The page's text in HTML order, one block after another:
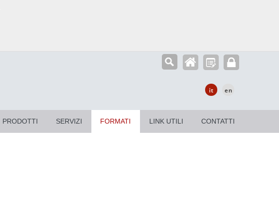
it en
PRODOTTI SERVIZI FORMATI LINK UTILI CONTATTI